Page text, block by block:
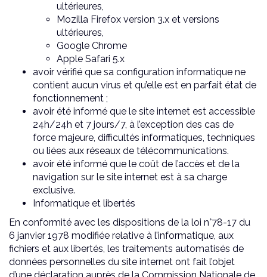
ultérieures,
Mozilla Firefox version 3.x et versions
ultérieures,
Google Chrome
Apple Safari 5.x
avoir vérifié que sa configuration informatique ne
contient aucun virus et qu’elle est en parfait état de
fonctionnement ;
avoir été informé que le site internet est accessible
24h/24h et 7 jours/7, à l’exception des cas de
force majeure, difficultés informatiques, techniques
ou liées aux réseaux de télécommunications.
avoir été informé que le coût de l’accès et de la
navigation sur le site internet est à sa charge
exclusive.
Informatique et libertés
En conformité avec les dispositions de la loi n°78-17 du
6 janvier 1978 modifiée relative à l’informatique, aux
fichiers et aux libertés, les traitements automatisés de
données personnelles du site internet ont fait l’objet